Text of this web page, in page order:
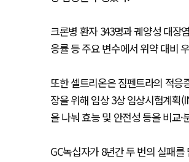
크론병 환자 343명과 궤양성 대장
응률 등 주요 변수에서 위약 대비
또한 셀트리온은 짐펜트라의 적응
장을 위해 임상 3상 임상시험계획
을 나눠 효능 및 안전성 등을 비교·
GC녹십자가 8년간 두 번의 실패